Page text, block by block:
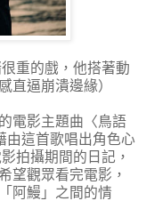
重的戲，他搭著動
直逼崩潰邊緣）
電影主題曲〈鳥語
由這首歌唱出角色心
拍攝期間的日記，
望觀眾看完電影，
阿鰻」之間的情